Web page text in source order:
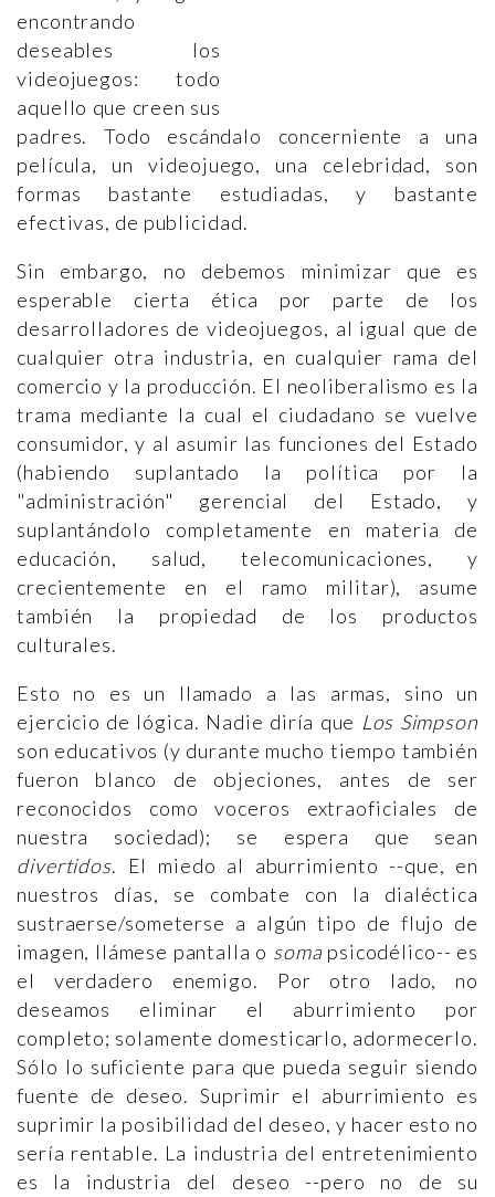
encontrando
deseables los
videojuegos: todo
aquello que creen sus
padres. Todo escándalo concerniente a una
película, un videojuego, una celebridad, son
formas bastante estudiadas, y bastante
efectivas, de publicidad.
Sin embargo, no debemos minimizar que es
esperable cierta ética por parte de los
desarrolladores de videojuegos, al igual que de
cualquier otra industria, en cualquier rama del
comercio y la producción. El neoliberalismo es la
trama mediante la cual el ciudadano se vuelve
consumidor, y al asumir las funciones del Estado
(habiendo suplantado la política por la
"administración" gerencial del Estado, y
suplantándolo completamente en materia de
educación, salud, telecomunicaciones, y
crecientemente en el ramo militar), asume
también la propiedad de los productos
culturales.
Esto no es un llamado a las armas, sino un
ejercicio de lógica. Nadie diría que Los Simpson
son educativos (y durante mucho tiempo también
fueron blanco de objeciones, antes de ser
reconocidos como voceros extraoficiales de
nuestra sociedad); se espera que sean
divertidos. El miedo al aburrimiento --que, en
nuestros días, se combate con la dialéctica
sustraerse/someterse a algún tipo de flujo de
imagen, llámese pantalla o soma psicodélico-- es
el verdadero enemigo. Por otro lado, no
deseamos eliminar el aburrimiento por
completo; solamente domesticarlo, adormecerlo.
Sólo lo suficiente para que pueda seguir siendo
fuente de deseo. Suprimir el aburrimiento es
suprimir la posibilidad del deseo, y hacer esto no
sería rentable. La industria del entretenimiento
es la industria del deseo --pero no de su